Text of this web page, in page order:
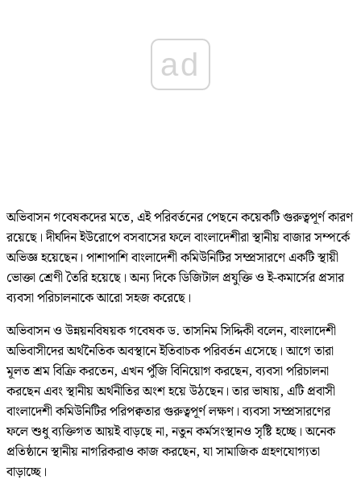
ad
অভিবাসন গবেষকদের মতে, এই পরিবর্তনের পেছনে কয়েকটি গুরুত্বপূর্ণ কারণ
রয়েছে। দীর্ঘদিন ইউরোপে বসবাসের ফলে বাংলাদেশীরা স্থানীয় বাজার সম্পর্কে
অভিজ্ঞ হয়েছেন। পাশাপাশি বাংলাদেশী কমিউনিটির সম্প্রসারণে একটি স্থায়ী
ভোক্তা শ্রেণী তৈরি হয়েছে। অন্য দিকে ডিজিটাল প্রযুক্তি ও ই-কমার্সের প্রসার
ব্যবসা পরিচালনাকে আরো সহজ করেছে।
অভিবাসন ও উন্নয়নবিষয়ক গবেষক ড. তাসনিম সিদ্দিকী বলেন, বাংলাদেশী
অভিবাসীদের অর্থনৈতিক অবস্থানে ইতিবাচক পরিবর্তন এসেছে। আগে তারা
মূলত শ্রম বিক্রি করতেন, এখন পুঁজি বিনিয়োগ করছেন, ব্যবসা পরিচালনা
করছেন এবং স্থানীয় অর্থনীতির অংশ হয়ে উঠছেন। তার ভাষায়, এটি প্রবাসী
বাংলাদেশী কমিউনিটির পরিপক্বতার গুরুত্বপূর্ণ লক্ষণ। ব্যবসা সম্প্রসারণের
ফলে শুধু ব্যক্তিগত আয়ই বাড়ছে না, নতুন কর্মসংস্থানও সৃষ্টি হচ্ছে। অনেক
প্রতিষ্ঠানে স্থানীয় নাগরিকরাও কাজ করছেন, যা সামাজিক গ্রহণযোগ্যতা
বাড়াচ্ছে।